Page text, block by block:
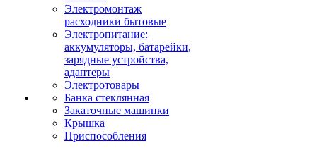
Электромонтаж
расходники бытовые
Электропитание:
аккумуляторы, батарейки,
зарядные устройства,
адаптеры
Электротовары
Банка стеклянная
Закаточные машинки
Крышка
Приспособления